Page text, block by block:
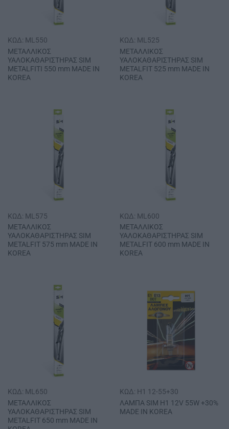
ΚΩΔ: ML550
ΜΕΤΑΛΛΙΚΟΣ
ΥΑΛΟΚΑΘΑΡΙΣΤΗΡΑΣ SΙΜ
METALFITI 550 mm MADE IN
KOREA
ΚΩΔ: ML525
ΜΕΤΑΛΛΙΚΟΣ
ΥΑΛΟΚΑΘΑΡΙΣΤΗΡΑΣ SΙΜ
METALFIT 525 mm MADE IN
KOREA
ΚΩΔ: ML575
ΜΕΤΑΛΛΙΚΟΣ
ΥΑΛΟΚΑΘΑΡΙΣΤΗΡΑΣ SΙΜ
METALFIT 575 mm MADE IN
KOREA
ΚΩΔ: ML600
ΜΕΤΑΛΛΙΚΟΣ
ΥΑΛΟΚΑΘΑΡΙΣΤΗΡΑΣ SΙΜ
METALFIT 600 mm MADE IN
KOREA
ΚΩΔ: ML650
ΜΕΤΑΛΛΙΚΟΣ
ΥΑΛΟΚΑΘΑΡΙΣΤΗΡΑΣ SΙΜ
METALFIT 650 mm MADE IN
ΚΩΔ: H1 12-55+30
ΛΑΜΠΑ SΙΜ Η1 12V 55W +30%
MADE IN ΚΟRΕΑ